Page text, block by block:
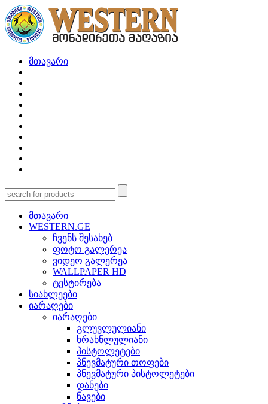
მთავარი
მთავარი
WESTERN.GE
ჩვენს შესახებ
ფოტო გალერეა
ვიდეო გალერეა
WALLPAPER HD
ტესტირება
სიახლეები
იარაღები
იარაღები
გლუვლულიანი
ხრახნლულიანი
პისტოლეტები
პნევმატური თოფები
პნევმატური პისტოლეტები
დანები
ნავები